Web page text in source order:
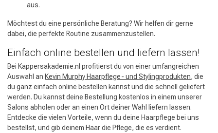
aus.
Möchtest du eine persönliche Beratung? Wir helfen dir gerne
dabei, die perfekte Routine zusammenzustellen.
Einfach online bestellen und liefern lassen!
Bei Kappersakademie.nl profitierst du von einer umfangreichen
Auswahl an Kevin Murphy Haarpflege- und Stylingprodukten, die
du ganz einfach online bestellen kannst und die schnell geliefert
werden. Du kannst deine Bestellung kostenlos in einem unserer
Salons abholen oder an einen Ort deiner Wahl liefern lassen.
Entdecke die vielen Vorteile, wenn du deine Haarpflege bei uns
bestellst, und gib deinem Haar die Pflege, die es verdient.